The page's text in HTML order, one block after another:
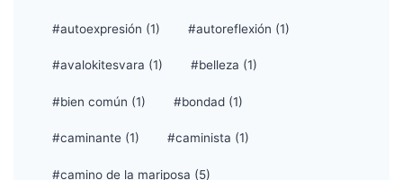
#autoexpresión (1) #autoreflexión (1)
#avalokitesvara (1) #belleza (1)
#bien común (1) #bondad (1)
#caminante (1) #caminista (1)
#camino de la mariposa (5)